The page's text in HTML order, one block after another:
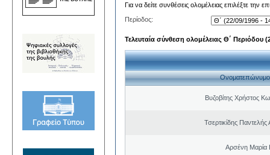
Για να δείτε συνθέσεις ολομέλειας επιλέξτε την
Περίοδος:
Τελευταία σύνθεση ολομέλειας Θ΄ Περιόδου
Ονοματεπώνυμο
Βυζοβίτης Χρήστος
Τσερτικίδης Παντελής
Αρσένη Μαρία